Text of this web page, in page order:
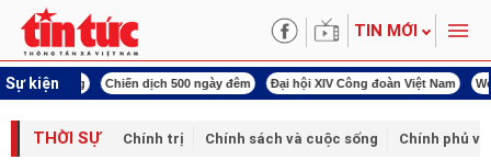
TIN MỚI
Sự kiện
mạng Chiến dịch 500 ngày đêm Đại hội XIV Công đoàn Việt Nam
THỜI SỰ Chính trị Chính sách và cuộc sống Chính phủ